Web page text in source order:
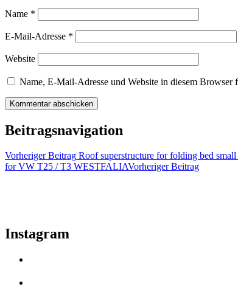
Name *
E-Mail-Adresse *
Website
Name, E-Mail-Adresse und Website in diesem Browser
Beitragsnavigation
Vorheriger Beitrag Roof superstructure for folding bed
for VW T25 / T3 WESTFALIAVorheriger Beitrag
Instagram